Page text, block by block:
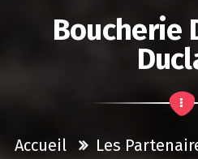
Boucherie
Accueil Les